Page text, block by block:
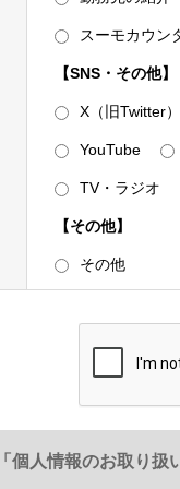
則った申し出により
会社 総務部」へお申し
おり共同利用いたしま
メールアドレス、取
請求・物件エントリ
項（取引した物件名
面情報（設計施工図
スーモカウン
【SNS・その他】
X（旧Twitter）
YouTube
TV・ラジオ
【その他】
その他
「個人情報のお取り